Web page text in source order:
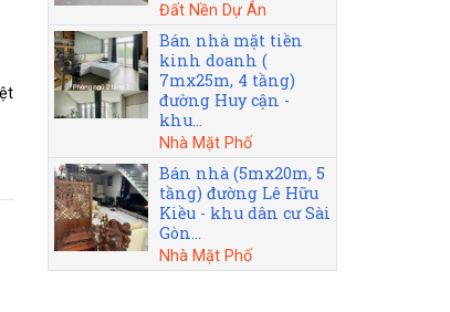
Đất Nền Dự Án
Bán nhà mặt tiền
kinh doanh (
7mx25m, 4 tầng)
đường Huy cận -
khu...
Nhà Mặt Phố
Bán nhà (5mx20m, 5
tầng) đường Lê Hữu
Kiều - khu dân cư Sài
Gòn...
Nhà Mặt Phố